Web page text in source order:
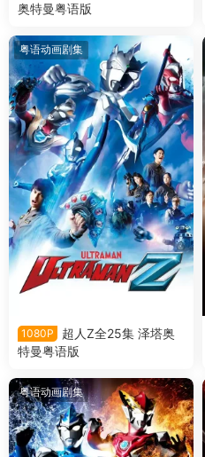
奥特曼粤语版
粤语动画剧集
1080P
超人Z全25集 泽塔奥
特曼粤语版
粤语动画剧集